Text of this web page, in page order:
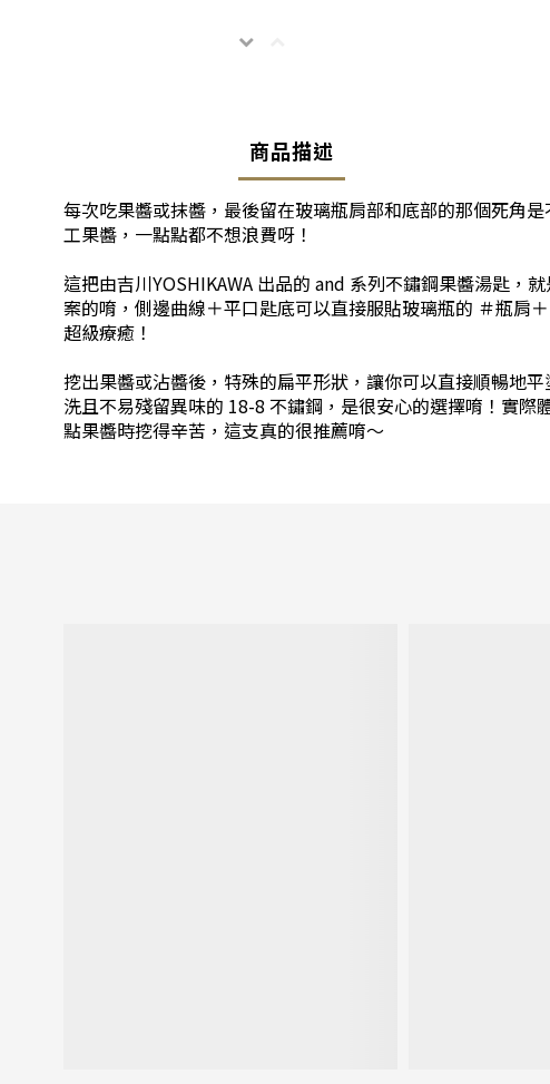
商品描述
每次吃果醬或抹醬，最後留在玻璃瓶肩部和底部的那個死角
工果醬，一點點都不想浪費呀！
這把由吉川YOSHIKAWA 出品的 and 系列不鏽鋼果醬湯匙，
案的唷，側邊曲線＋平口匙底可以直接服貼玻璃瓶的 ＃瓶肩
超級療癒！
挖出果醬或沾醬後，特殊的扁平形狀，讓你可以直接順暢地
洗且不易殘留異味的 18-8 不鏽鋼，是很安心的選擇唷！實
點果醬時挖得辛苦，這支真的很推薦唷～